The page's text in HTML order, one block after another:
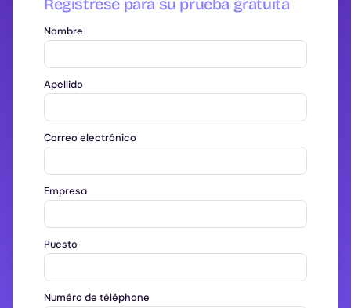
Regístrese para su prueba gratuita
Nombre
Apellido
Correo electrónico
Empresa
Puesto
Numéro de téléphone